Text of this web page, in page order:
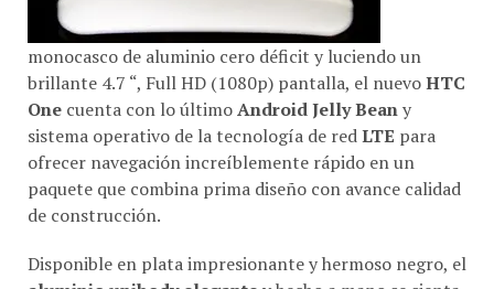
monocasco de aluminio cero déficit y luciendo un
brillante 4.7 “, Full HD (1080p) pantalla, el nuevoHTC
One cuenta con lo últimoAndroid Jelly Beany
sistema operativo de la tecnología de redLTE para
ofrecer navegación increíblemente rápido en un
paquete que combina prima diseño con avance calidad
de construcción.
Disponible en plata impresionante y hermoso negro, el